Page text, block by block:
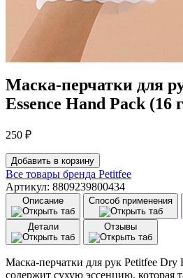
Маска-перчатки для
Essence Hand Pack (16
250 ₽
Количество
товара
Маска-
перчатки
для
рук
Petitfee
Dry
Essence
Hand
Добавить в корзину
Все товары бренда Petitfee
Артикул: 8809239800434
Описание Способ применения
Детали Отзывы
Маска-перчатки для рук Petitfee Dry
содержит сухую эссенцию, которая